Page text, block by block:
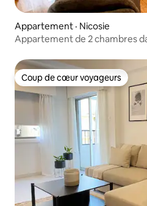
Appartement · Nicosie
Appartement de 2 chambres
Coup de cœur voyageurs
Coup de cœur voyageurs